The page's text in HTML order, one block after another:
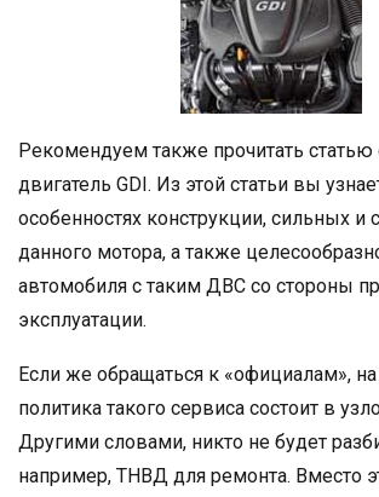
Рекомендуем также прочитать статью
двигатель GDI. Из этой статьи вы
особенностях конструкции, сильных и
данного мотора, а также
автомобиля с таким ДВС со стороны
эксплуатации.
Если же обращаться к «официалам»,
политика такого сервиса состоит в
Другими словами, никто не будет
например, ТНВД для ремонта. Вместо